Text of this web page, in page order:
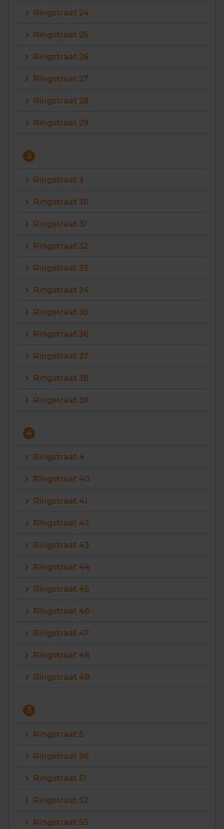
Ringstraat 24
Ringstraat 25
Ringstraat 26
Ringstraat 27
Ringstraat 28
Ringstraat 29
3
Ringstraat 3
Ringstraat 30
Ringstraat 31
Ringstraat 32
Ringstraat 33
Ringstraat 34
Ringstraat 35
Ringstraat 36
Ringstraat 37
Ringstraat 38
Ringstraat 39
4
Ringstraat 4
Ringstraat 40
Ringstraat 41
Ringstraat 42
Ringstraat 43
Ringstraat 44
Ringstraat 45
Ringstraat 46
Ringstraat 47
Ringstraat 48
Ringstraat 49
5
Ringstraat 5
Ringstraat 50
Ringstraat 51
Ringstraat 52
Ringstraat 53